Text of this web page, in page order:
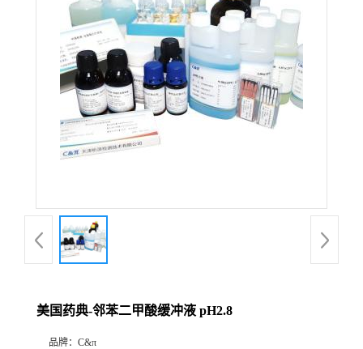
美国药典-邻苯二甲酸缓冲液 pH2.8
品牌： C&π